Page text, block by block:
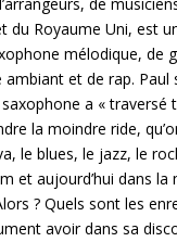
de
du Royaume Uni, est
mélodique, de
et de rap. Paul
a « traversé
la moindre ride,
le blues, le jazz, le
et aujourd’hui dans la
? Quels sont les
avoir dans sa